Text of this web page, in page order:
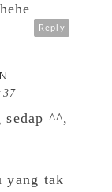
Reply
sedap ^^,
yang tak